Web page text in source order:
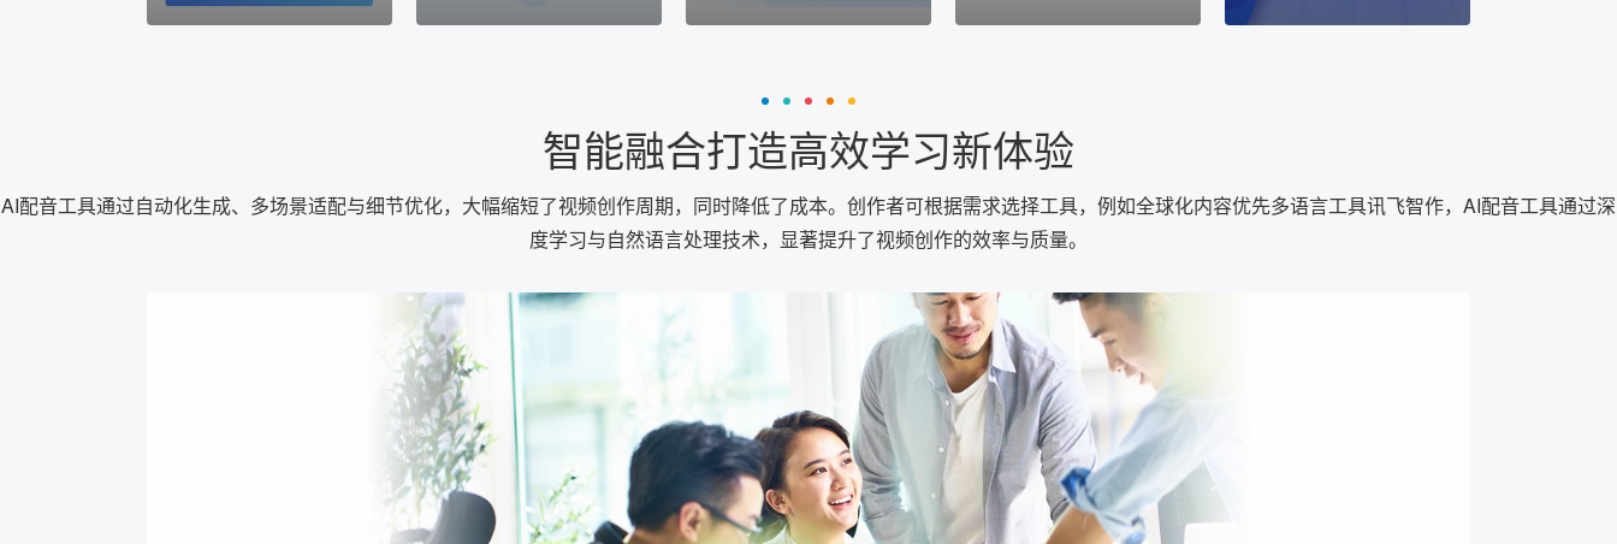
智能融合打造高效学习新体验
AI配音工具通过自动化生成、多场景适配与细节优化，大幅缩短了视频创作周期，同时降低了成本。创作者可根据需求选择工具，例如全球化内容优先多语言工具讯飞智作，AI配音工具通过深
度学习与自然语言处理技术，显著提升了视频创作的效率与质量。